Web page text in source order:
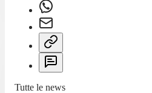
Tutte le news